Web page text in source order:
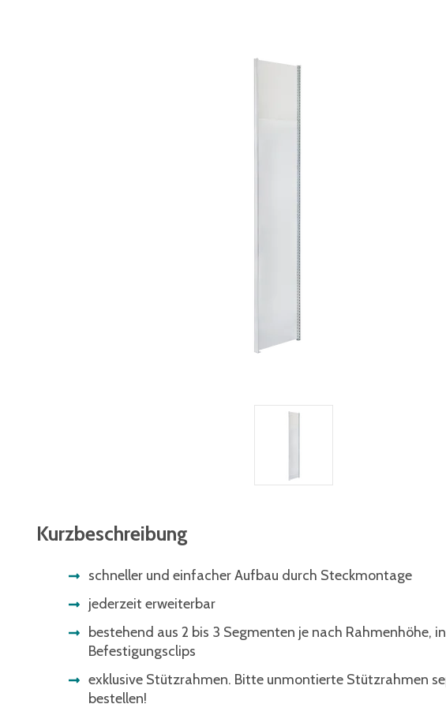
Kurzbeschreibung
schneller und einfacher Aufbau durch Steckmontage
jederzeit erweiterbar
bestehend aus 2 bis 3 Segmenten je nach Rahmenhöhe,
Befestigungsclips
exklusive Stützrahmen. Bitte unmontierte Stützrahmen
bestellen!